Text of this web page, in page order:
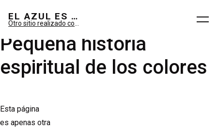
EL AZUL ES SUEÑO; EL VERDE ES IMAGINARIO
Pequeña historia
espiritual de los colores
Esta página
es apenas otra